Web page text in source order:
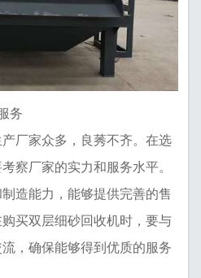
务
家众多，良莠不齐。在选
察厂家的实力和服务水平。
造能力，能够提供完善的售
买双层细砂回收机时，要与
，确保能够得到优质的服务